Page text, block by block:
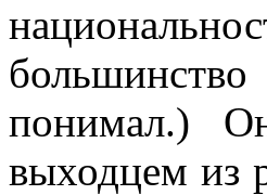
понимал.)
выходцем из